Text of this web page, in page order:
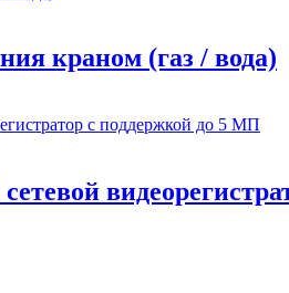
краном (газ / вода)